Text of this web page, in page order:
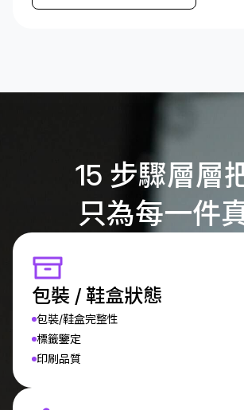
15 步驟層層
只為每一件
包裝 / 鞋盒狀態
包裝/鞋盒完整性
標籤鑒定
印刷品質